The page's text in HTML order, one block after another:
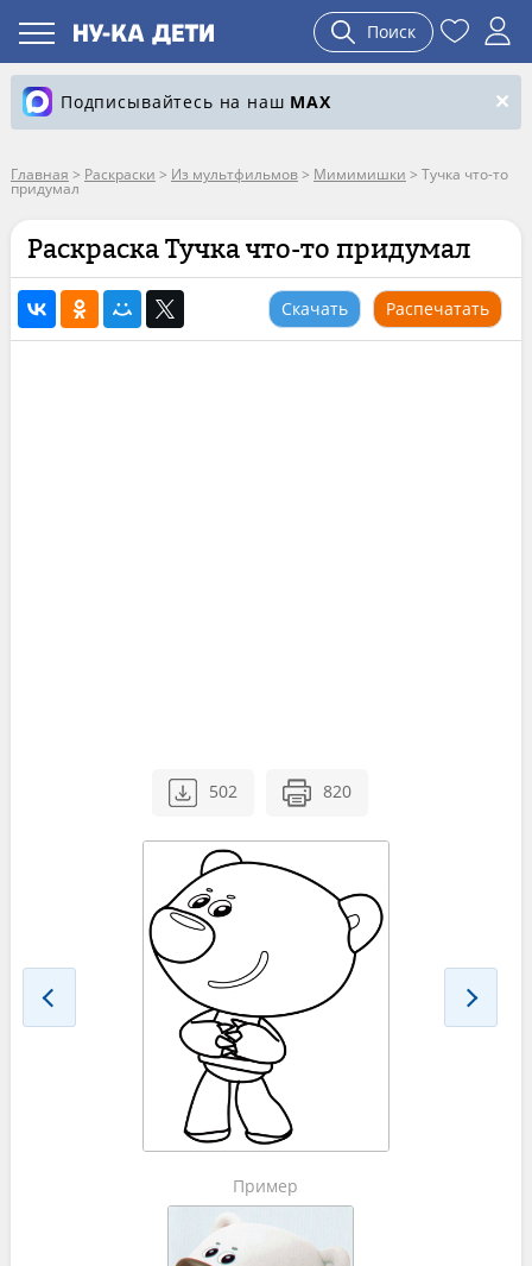
Поиск
Подписывайтесь на наш MAX
Главная > Раскраски > Из мультфильмов> Мимимишки > Тучка что-то
придумал
Раскраска Тучка что-то придумал
Скачать Распечатать
502 820
Пример